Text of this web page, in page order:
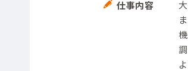
仕事内容